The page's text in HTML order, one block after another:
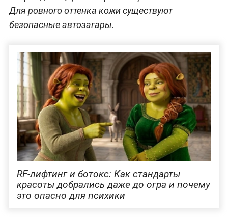
Для ровного оттенка кожи существуют
безопасные автозагары.
RF-лифтинг и ботокс: Как стандарты
красоты добрались даже до огра и почему
это опасно для психики